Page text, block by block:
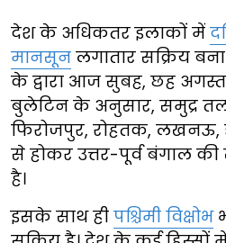
देश के अधिकतर इलाकों में
मानसून लगातार सक्रिय
के द्वारा आज सुबह, छह
बुलेटिन के अनुसार, समुद्र
फिरोजपुर, रोहतक, लखनऊ,
से होकर उत्तर-पूर्व बंगाल की
है।
इसके साथ ही पश्चिमी विक्षोभ